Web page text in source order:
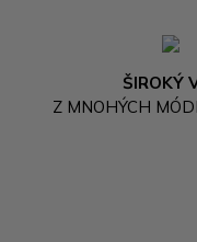
ŠIROKÝ
Z MNOHÝCH